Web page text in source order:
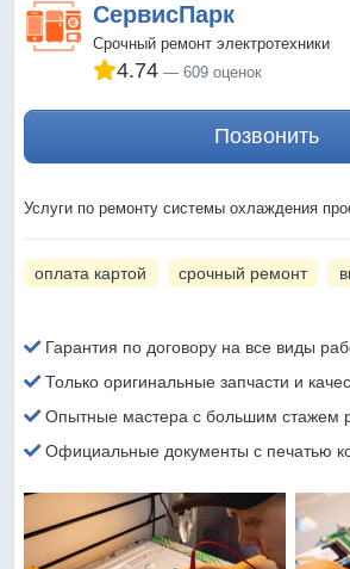
СервисПарк
Срочный ремонт электротехники
4.74 609 оценок
Позвонить
Услуги по ремонту системы охлаждения
оплата картой срочный ремонт
Гарантия по договору на все виды
Только оригинальные запчасти и
Опытные мастера с большим стажем
Официальные документы с печатью